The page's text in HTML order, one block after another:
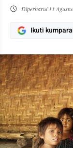
Diperbarui 13
Ikuti